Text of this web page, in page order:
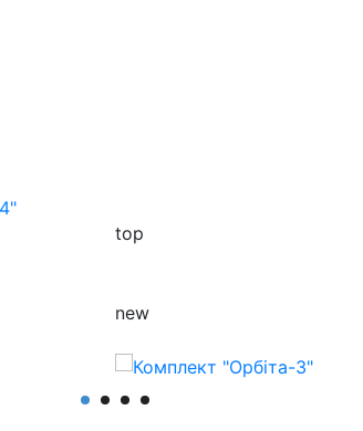
top
new
Комплект "Орбіта-3"